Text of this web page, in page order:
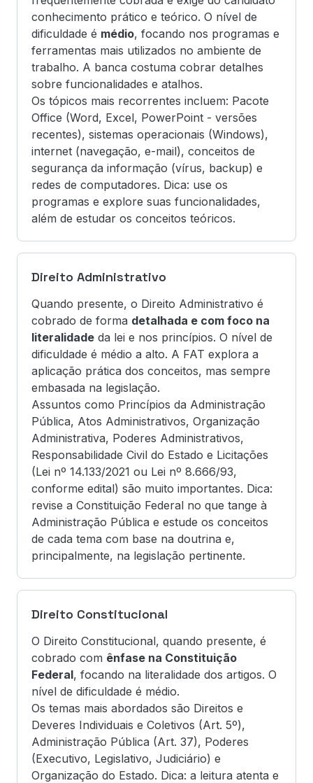
conhecimento prático e teórico. O nível de
dificuldade é médio, focando nos programas e
ferramentas mais utilizados no ambiente de
trabalho. A banca costuma cobrar detalhes
sobre funcionalidades e atalhos.
Os tópicos mais recorrentes incluem: Pacote
Office (Word, Excel, PowerPoint - versões
recentes), sistemas operacionais (Windows),
internet (navegação, e-mail), conceitos de
segurança da informação (vírus, backup) e
redes de computadores. Dica: use os
programas e explore suas funcionalidades,
além de estudar os conceitos teóricos.
Direito Administrativo
Quando presente, o Direito Administrativo é
cobrado de forma detalhada e com foco na
literalidade da lei e nos princípios. O nível de
dificuldade é médio a alto. A FAT explora a
aplicação prática dos conceitos, mas sempre
embasada na legislação.
Assuntos como Princípios da Administração
Pública, Atos Administrativos, Organização
Administrativa, Poderes Administrativos,
Responsabilidade Civil do Estado e Licitações
(Lei nº 14.133/2021 ou Lei nº 8.666/93,
conforme edital) são muito importantes. Dica:
revise a Constituição Federal no que tange à
Administração Pública e estude os conceitos
de cada tema com base na doutrina e,
principalmente, na legislação pertinente.
Direito Constitucional
O Direito Constitucional, quando presente, é
cobrado com ênfase na Constituição
Federal, focando na literalidade dos artigos. O
nível de dificuldade é médio.
Os temas mais abordados são Direitos e
Deveres Individuais e Coletivos (Art. 5º),
Administração Pública (Art. 37), Poderes
(Executivo, Legislativo, Judiciário) e
Organização do Estado. Dica: a leitura atenta e